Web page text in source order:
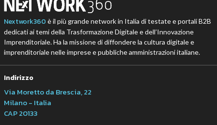
Nextwork360 è il più grande network in Italia di testate e portali B2B
dedicati ai temi della Trasformazione Digitale e dell’Innovazione
Imprenditoriale. Ha la missione di diffondere la cultura digitale e
imprenditoriale nelle imprese e pubbliche amministrazioni italiane.
Indirizzo
Via Moretto da Brescia, 22
Milano - Italia
CAP 20133